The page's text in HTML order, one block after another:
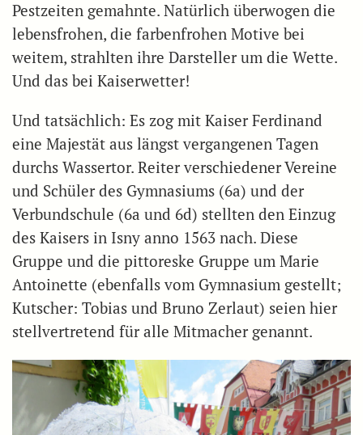
Pestzeiten gemahnte. Natürlich überwogen die
lebensfrohen, die farbenfrohen Motive bei
weitem, strahlten ihre Darsteller um die Wette.
Und das bei Kaiserwetter!
Und tatsächlich: Es zog mit Kaiser Ferdinand
eine Majestät aus längst vergangenen Tagen
durchs Wassertor. Reiter verschiedener Vereine
und Schüler des Gymnasiums (6a) und der
Verbundschule (6a und 6d) stellten den Einzug
des Kaisers in Isny anno 1563 nach. Diese
Gruppe und die pittoreske Gruppe um Marie
Antoinette (ebenfalls vom Gymnasium gestellt;
Kutscher: Tobias und Bruno Zerlaut) seien hier
stellvertretend für alle Mitmacher genannt.